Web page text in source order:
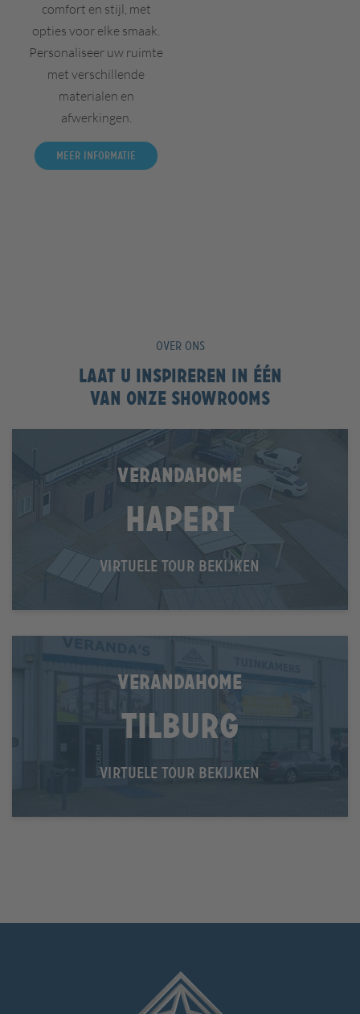
comfort en stijl, met
opties voor elke smaak.
Personaliseer uw ruimte
met verschillende
materialen en
afwerkingen.
Meer informatie
OVER ONS
Laat u inspireren in één
van onze showrooms
VERANDAHOME
Hapert
VIRTUELE TOUR BEKIJKEN
VERANDAHOME
Tilburg
VIRTUELE TOUR BEKIJKEN